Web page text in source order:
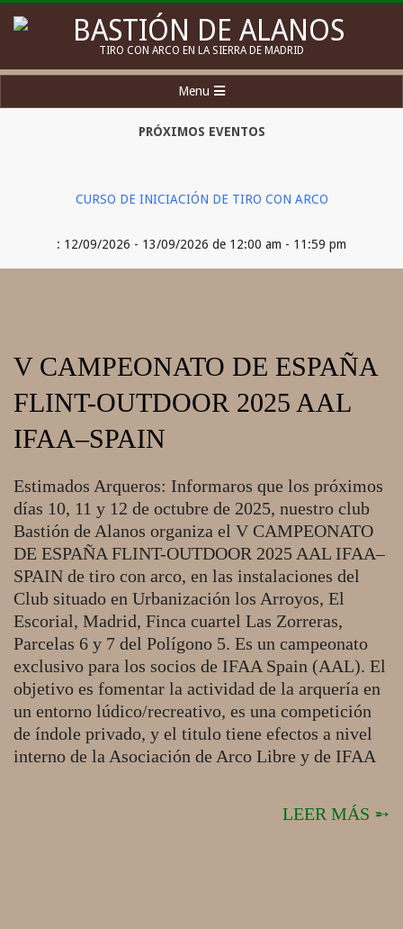
BASTIÓN
DE
ALANOS
TIRO CON ARCO EN LA SIERRA DE MADRID
Navigation
Menu
PRÓXIMOS EVENTOS
CURSO DE INICIACIÓN DE TIRO CON ARCO
: 12/09/2026 - 13/09/2026 de 12:00 am - 11:59 pm
V CAMPEONATO DE ESPAÑA
FLINT-OUTDOOR 2025 AAL
IFAA–SPAIN
08-
07
Estimados Arqueros: Informaros que los próximos
días 10, 11 y 12 de octubre de 2025, nuestro club
Bastión de Alanos organiza el V CAMPEONATO
DE ESPAÑA FLINT-OUTDOOR 2025 AAL IFAA–
SPAIN de tiro con arco, en las instalaciones del
Club situado en Urbanización los Arroyos, El
Escorial, Madrid, Finca cuartel Las Zorreras,
Parcelas 6 y 7 del Polígono 5. Es un campeonato
exclusivo para los socios de IFAA Spain (AAL). El
objetivo es fomentar la actividad de la arquería en
un entorno lúdico/recreativo, es una competición
de índole privado, y el titulo tiene efectos a nivel
interno de la Asociación de Arco Libre y de IFAA
LEER MÁS ➵